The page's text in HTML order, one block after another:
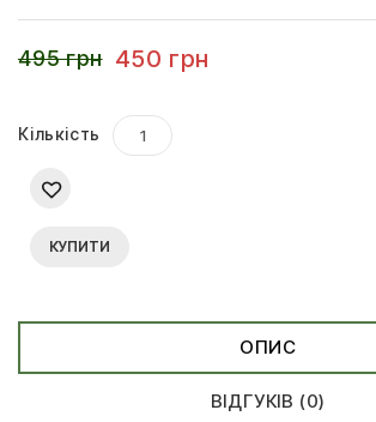
495 грн 450 грн
Кількість
КУПИТИ
ОПИС
ВІДГУКІВ (0)